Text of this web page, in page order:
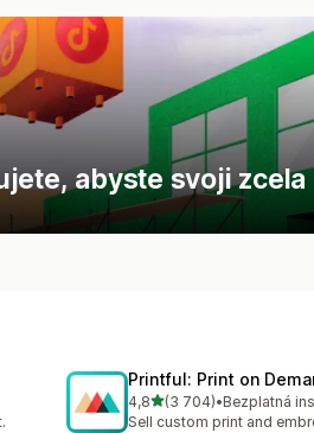
abyste svoji
Printful: Print on
4,8z 5 hvězd
(3 704)
Celkový počet recenzí:
•Bezplatná
Sell custom print and